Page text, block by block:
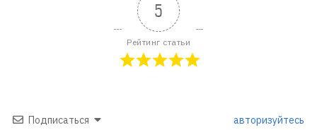
5
Рейтинг статьи
Подписаться авторизуйтесь